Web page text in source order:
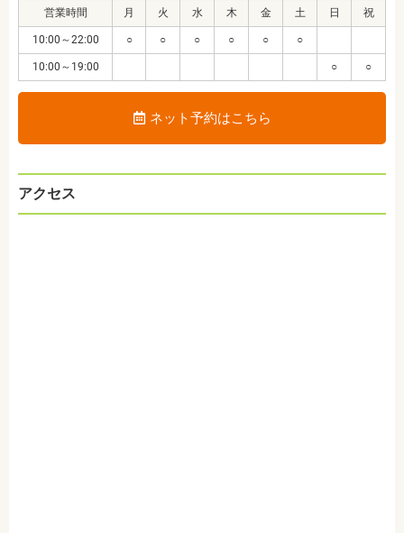
営業時間 月 火 水 木 金 土 日 祝
10:00～22:00 ○ ○ ○ ○ ○ ○
10:00～19:00 ○ ○
ネット予約はこちら
アクセス